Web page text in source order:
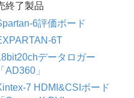
終了製品
6評価ボード
6T
データロガー
「AD360」
7 HDMI&CSIボード